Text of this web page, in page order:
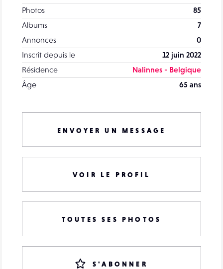
Photos
85
Albums
7
Annonces
0
Inscrit depuis le
12 juin 2022
Résidence
Nalinnes - Belgique
Âge
65 ans
ENVOYER UN MESSAGE
VOIR LE PROFIL
TOUTES SES PHOTOS
S'ABONNER